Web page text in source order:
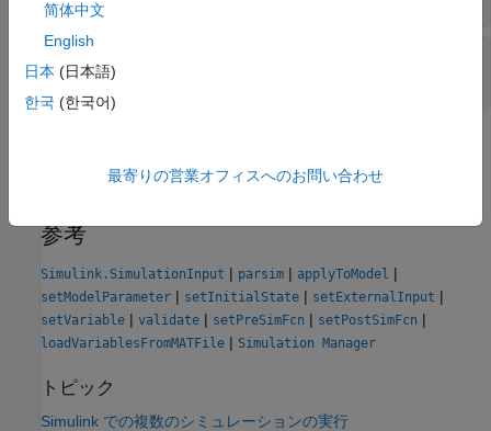
文字ベクトル
R2020a で導入
参考
Simulink.SimulationInput | parsim | applyToModel |
setModelParameter | setInitialState | setExternalInput |
setVariable | validate | setPreSimFcn | setPostSimFcn |
loadVariablesFromMATFile | Simulation Manager
トピック
Simulink での複数のシミュレーションの実行
简体中文
English
日本 (日本語)
한국 (한국어)
最寄りの営業オフィスへのお問い合わせ